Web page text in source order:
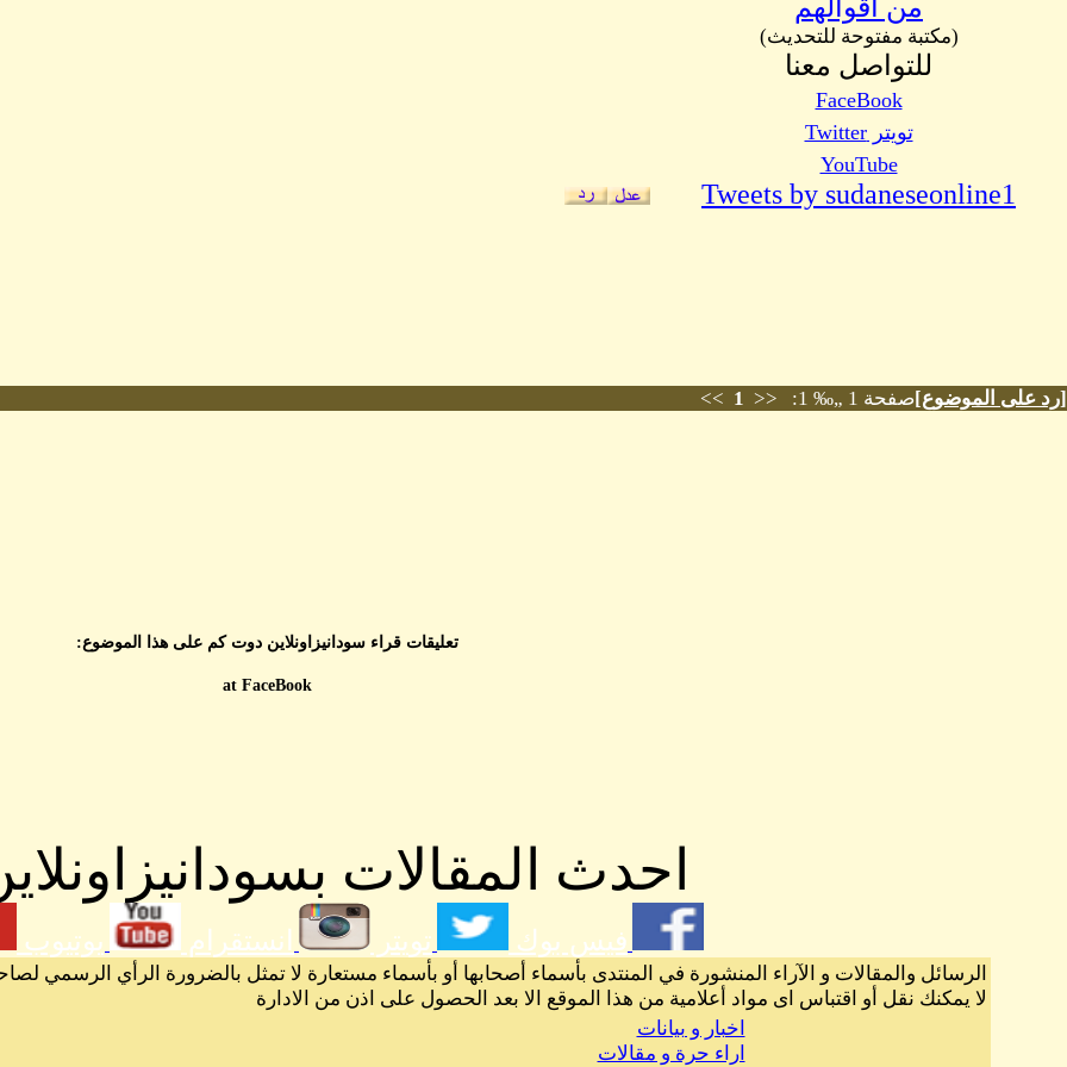
من اقوالهم
(مكتبة مفتوحة للتحديث)
للتواصل معنا
FaceBook
تويتر Twitter
YouTube
Tweets by sudaneseonline1
[رد على الموضوع]صفحة 1 „‰ 1: << 1
>>
تعليقات قراء سودانيزاونلاين دوت كم على هذا الموضوع:
at FaceBook
احدث المقالات
فيس بوك تويتر انستقرام يوتيوب
الرسائل والمقالات و الآراء المنشورة في المنتدى بأسماء أصحابها أو بأسماء مستعارة لا تمثل بالضرورة الرأي الرسمي
لا يمكنك نقل أو اقتباس اى مواد أعلامية من هذا الموقع الا بعد الحصول على اذن من الادارة
اخبار و بيانات
اراء حرة و مقالات